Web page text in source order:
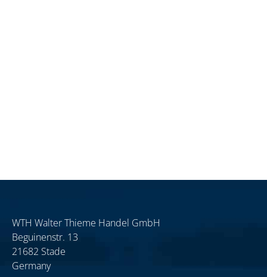
WTH Walter Thieme Handel GmbH
Beguinenstr. 13
21682 Stade
Germany